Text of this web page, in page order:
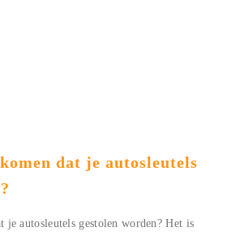
dat je autosleutels
je autosleutels gestolen worden? Het is